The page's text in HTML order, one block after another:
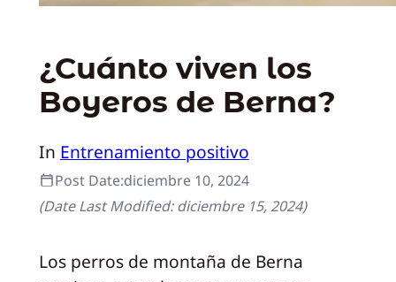
¿Cuánto viven los
Boyeros de Berna?
In Entrenamiento positivo
Post Date:diciembre 10, 2024
(Date Last Modified:diciembre 15, 2024)
Los perros de montaña de Berna